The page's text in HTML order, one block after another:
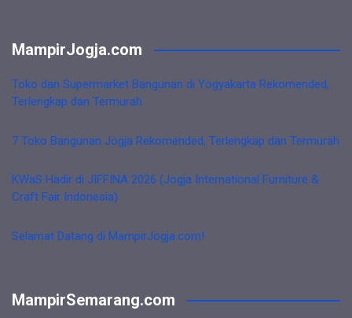
MampirJogja.com
Toko dan Supermarket Bangunan di Yogyakarta Rekomended,
Terlengkap dan Termurah
7 Toko Bangunan Jogja Rekomended, Terlengkap dan Termurah
KWaS Hadir di JIFFINA 2026 (Jogja International Furniture &
Craft Fair Indonesia)
Selamat Datang di MampirJogja.com!
MampirSemarang.com